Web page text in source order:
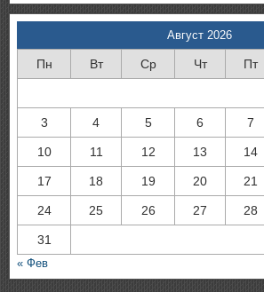
Август 2026
Пн Вт Ср Чт Пт
3 4 5 6 7
10 11 12 13 14
17 18 19 20 21
24 25 26 27 28
31
« Фев